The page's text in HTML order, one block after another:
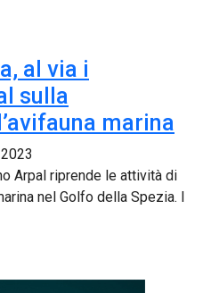
al via i
sulla
marina
Arpal riprende le attività di
nel Golfo della Spezia. I